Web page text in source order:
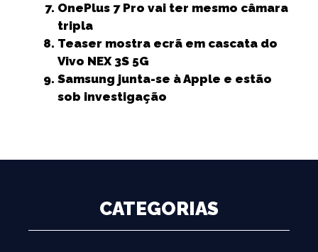
OnePlus 7 Pro vai ter mesmo câmara
tripla
Teaser mostra ecrã em cascata do
Vivo NEX 3S 5G
Samsung junta-se à Apple e estão
sob investigação
CATEGORIAS